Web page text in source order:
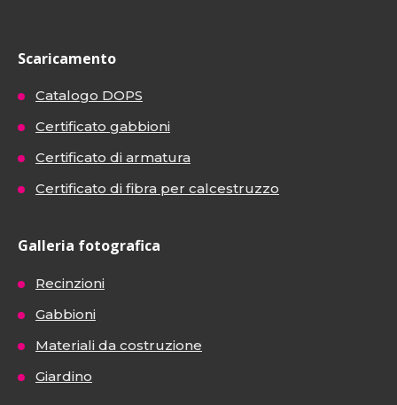
Scaricamento
Catalogo DOPS
Certificato gabbioni
Certificato di armatura
Certificato di fibra per calcestruzzo
Galleria fotografica
Recinzioni
Gabbioni
Materiali da costruzione
Giardino